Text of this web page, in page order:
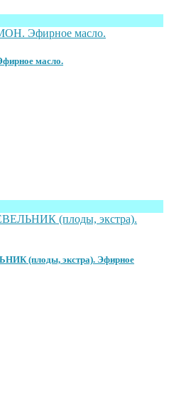
масло.
(плоды, экстра). Эфирное